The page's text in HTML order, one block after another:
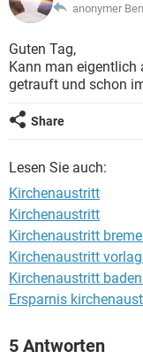
anonymer
Guten Tag,
Kann man eigentlich
getrauft und schon
Share
Lesen Sie auch:
Kirchenaustritt
Kirchenaustritt
Kirchenaustritt
Kirchenaustritt
Kirchenaustritt
Ersparnis
5 Antworten